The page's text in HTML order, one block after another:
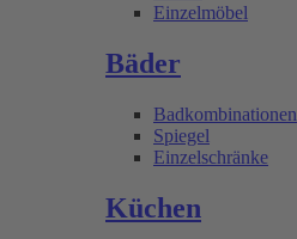
Einzelmöbel
Bäder
Badkombinationen
Spiegel
Einzelschränke
Küchen